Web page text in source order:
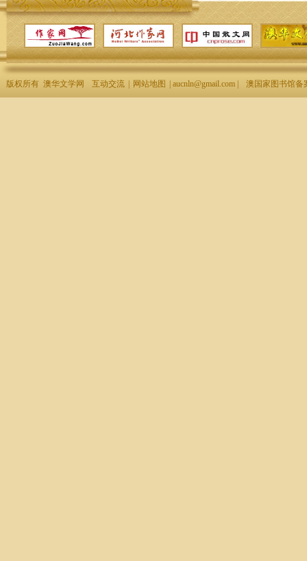
版权所有 澳华文学网 互动交流 网站地图 | aucnln@gmail.com | 澳国家图书馆备